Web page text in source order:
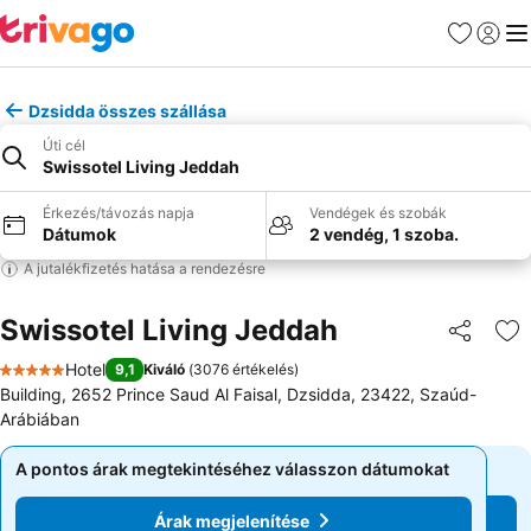
Kedvencek
Dzsidda összes szállása
Úti cél
Swissotel Living Jeddah
Érkezés/távozás napja
Dátumok
Vendégek és szobák
2 vendég, 1 szoba.
A jutalékfizetés hatása a rendezésre
Swissotel Living Jeddah
5 Kategória
Hotel 9,1 Kiváló (3076 értékelés)
Building, 2652 Prince Saud Al Faisal, Dzsidda, 23422, Szaúd-
Arábiában
A pontos árak megtekintéséhez válasszon dátumokat
Árak megjelenítése
A pontos árak megtekintéséhez válasszon dátumokat
Árak megjelenítése